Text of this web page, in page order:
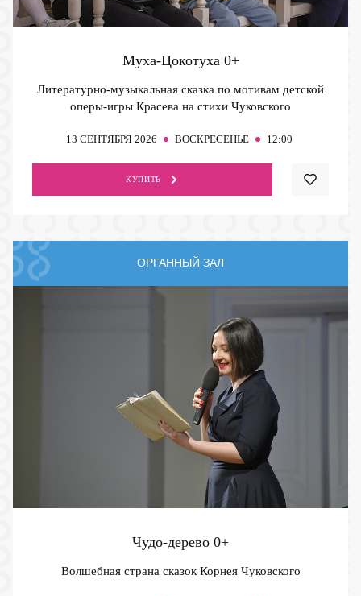
Муха-Цокотуха 0+
Литературно-музыкальная сказка по мотивам детской
оперы-игры Красева на стихи Чуковского
13 СЕНТЯБРЯ 2026 ВОСКРЕСЕНЬЕ 12:00
КУПИТЬ
ОРГАННЫЙ ЗАЛ
Чудо-дерево 0+
Волшебная страна сказок Корнея Чуковского